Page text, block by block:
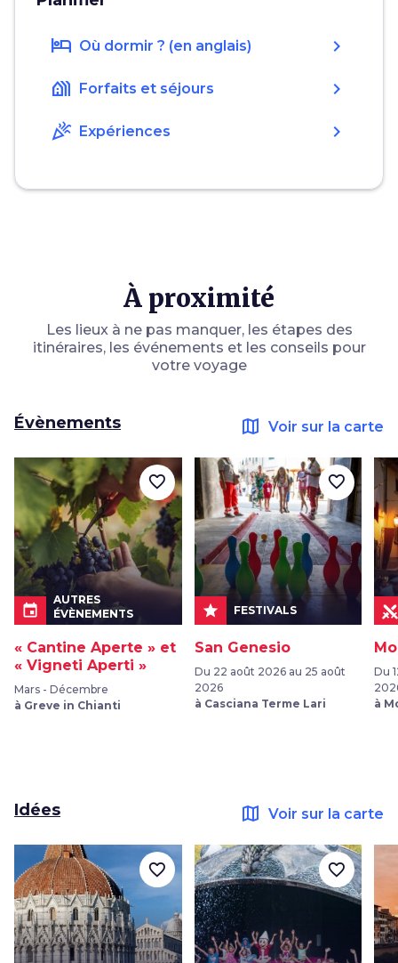
hotel Où dormir ? (en anglais) chevron_right
holiday_village Forfaits et séjours chevron_right
celebration Expériences chevron_right
À proximité
Les lieux à ne pas manquer, les étapes des
itinéraires, les événements et les conseils pour
votre voyage
Évènements map Voir sur la carte
event
AUTRES
ÉVÈNEMENTS
« Cantine Aperte » et
« Vigneti Aperti »
Mars - Décembre
à Greve in Chianti
favorite_border
star FESTIVALS
San Genesio
Du 22 août 2026 au 25 août
2026
à Casciana Terme Lari
favorite_border
Du
à
Idées map Voir sur la carte
favorite_border favorite_border